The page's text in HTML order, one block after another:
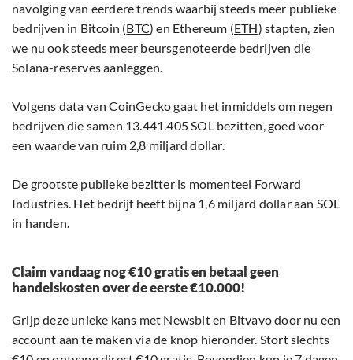
navolging van eerdere trends waarbij steeds meer publieke
bedrijven in Bitcoin (BTC) en Ethereum (ETH) stapten, zien
we nu ook steeds meer beursgenoteerde bedrijven die
Solana-reserves aanleggen.
Volgens data van CoinGecko gaat het inmiddels om negen
bedrijven die samen 13.441.405 SOL bezitten, goed voor
een waarde van ruim 2,8 miljard dollar.
De grootste publieke bezitter is momenteel Forward
Industries. Het bedrijf heeft bijna 1,6 miljard dollar aan SOL
in handen.
Claim vandaag nog €10 gratis en betaal geen
handelskosten over de eerste €10.000!
Grijp deze unieke kans met Newsbit en Bitvavo door nu een
account aan te maken via de knop hieronder. Stort slechts